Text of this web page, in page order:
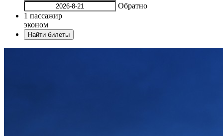
Обратно
1 пассажир
эконом
Найти билеты